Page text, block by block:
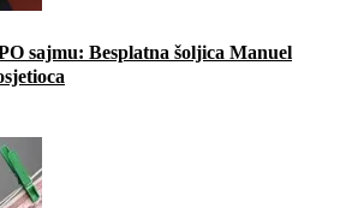
sajmu: Besplatna šoljica Manuel